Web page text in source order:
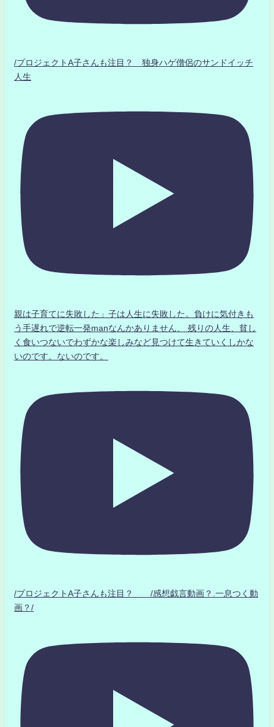
/プロジェクトA子さんも注目？ 独身ハゲ僧侶のサンドイッチ
人生
親は子育てに失敗した」子は人生に失敗した。負けに気付きも
う手遅れで逆転一発manなんかありません、 残りの人生、貧し
く食いつないでわずかな楽しみなど見つけて生きていくしかな
いのです。ないのです。
/プロジェクトA子さんも注目？ /感想戯言動画？.一息つく動
画？/